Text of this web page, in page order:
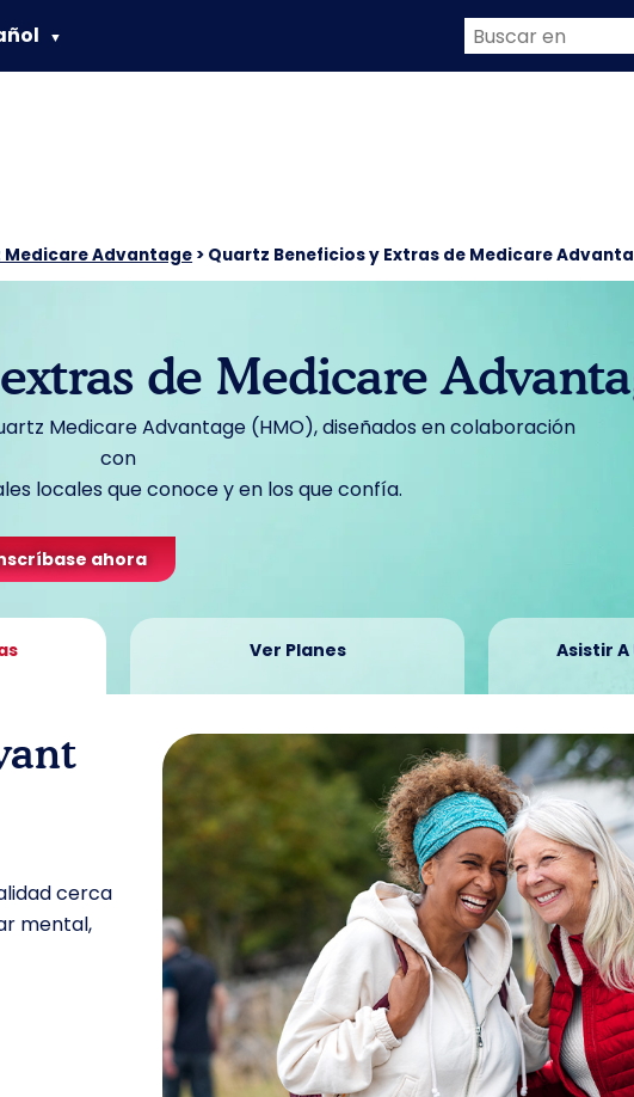
▼
Medicare Advantage > Quartz Beneficios y Extras de Medicare
de Medicare
Medicare Advantage (HMO), diseñados en colaboración
con
locales que conoce y en los que confía.
ahora
Ver Planes Asistir
cerca
mental,